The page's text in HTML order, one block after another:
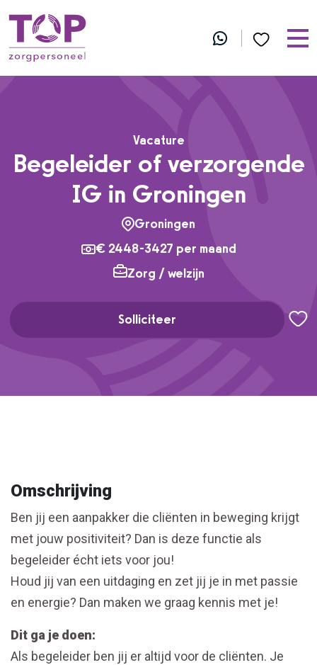
Vacature
Begeleider of verzorgende
IG in Groningen
Groningen
€ 2448-3427 per maand
Zorg / welzijn
Solliciteer
Omschrijving
Ben jij een aanpakker die cliënten in beweging krijgt
met jouw positiviteit? Dan is deze functie als
begeleider écht iets voor jou!
Houd jij van een uitdaging en zet jij je in met passie
en energie? Dan maken we graag kennis met je!
Dit ga je doen:
Als begeleider ben jij er altijd voor de cliënten. Je